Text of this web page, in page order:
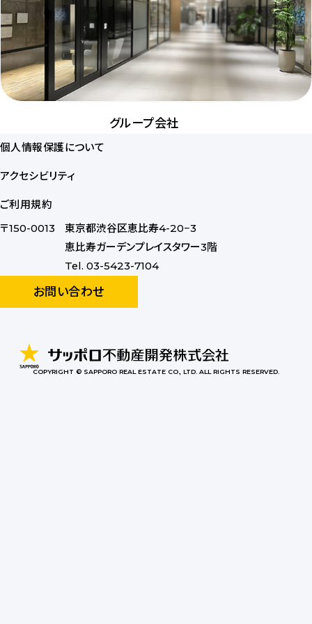
グループ会社
個人情報保護について
アクセシビリティ
ご利用規約
〒150-0013
東京都渋谷区恵比寿4-20−3
恵比寿ガーデンプレイスタワー3階
Tel. 03-5423-7104
お問い合わせ
COPYRIGHT © SAPPORO REAL ESTATE CO., LTD. ALL RIGHTS RESERVED.